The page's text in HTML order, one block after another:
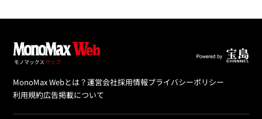
MonoMax Webとは？運営会社採用情報プライバシーポリシー
利用規約広告掲載について